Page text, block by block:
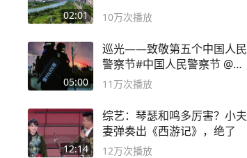
02:01 10万次播放
05:00
巡光——致敬第五个中国人民
警察节#中国人民警察节 @抖
音小助手
11万次播放
12:14
综艺：琴瑟和鸣多厉害？小夫
妻弹奏出《西游记》，绝了
12万次播放